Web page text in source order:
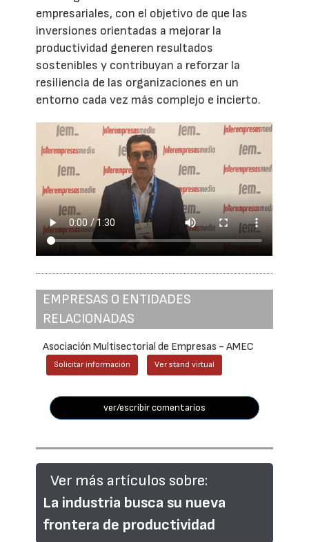
empresariales, con el objetivo de que las
inversiones orientadas a mejorar la
productividad generen resultados
sostenibles y contribuyan a reforzar la
resiliencia de las organizaciones en un
entorno cada vez más complejo e incierto.
EMPRESAS O ENTIDADES
RELACIONADAS
Asociación Multisectorial de Empresas - AMEC
Solicitar información Ver stand virtual
ver/escribir comentarios
Ver más artículos sobre:
La industria busca su nueva
frontera de productividad